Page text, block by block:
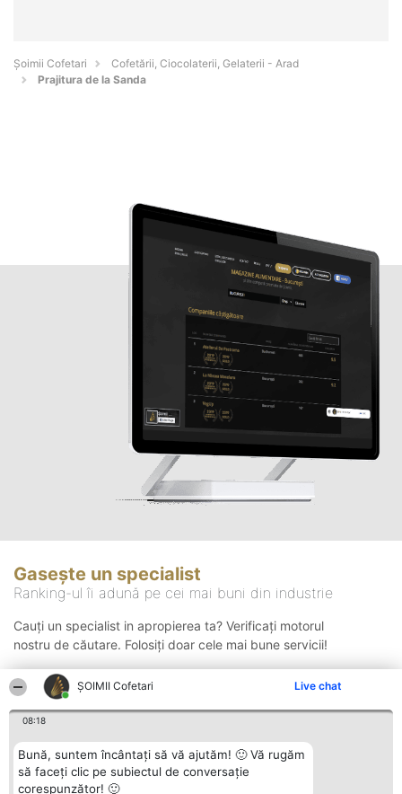
ȘOIMII Cofetari Live chat
08:18
Bună, suntem încântați să vă ajutăm! 🙂 Vă rugăm
să faceți clic pe subiectul de conversație
corespunzător! 🙂
Șoimii Cofetari
Cofetării, Ciocolaterii, Gelaterii - Arad
Prajitura de la Sanda
Gasește un specialist
Ranking-ul îi adună pe cei mai buni din industrie
Cauți un specialist in apropierea ta? Verificați motorul
nostru de căutare. Folosiți doar cele mai bune servicii!